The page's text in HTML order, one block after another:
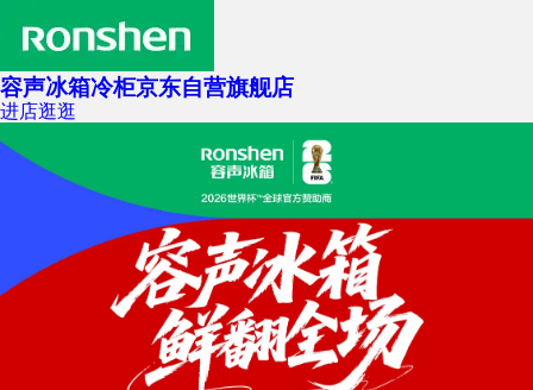
容声冰箱冷柜京东自营旗舰店
进店逛逛